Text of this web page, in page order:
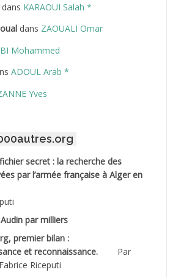
*
Ahmed
ben Kaddour
dit le Coiffeur
KARAOUI Salah *
dans ZAOUALI Omar
Mohammed
ADOUL Arab *
Yves
secret : la recherche des
par l’armée française à Alger en
par milliers
premier bilan :
et reconnaissance.
Par
Riceputi